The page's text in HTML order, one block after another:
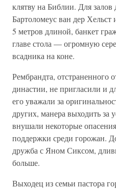
клятву на Библии. Для
Бартоломеус ван дер Хельст
5 метров длиной, банкет
главе стола — огромную
всадника на коне.
Рембрандта, отстраненного
династии, не пригласили и
его уважали за
других, манера выходить за
внушали некоторые
поддержки среди горожан.
дружба с Яном Сиксом,
больше.
Выходец из семьи пастора